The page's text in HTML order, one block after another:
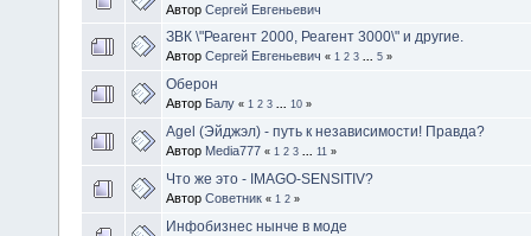
Автор Сергей Евгеньевич
ЗВК \"Реагент 2000, Реагент 3000\" и другие.
Автор Сергей Евгеньевич « 1 2 3 5 »
Оберон
Автор Балу « 1 2 3 10 »
Agel (Эйджэл) - путь к независимости! Правда?
Автор Media777 « 1 2 3 11 »
Что же это - IMAGO-SENSITIV?
Автор Советник « 1 2 »
Инфобизнес нынче в моде